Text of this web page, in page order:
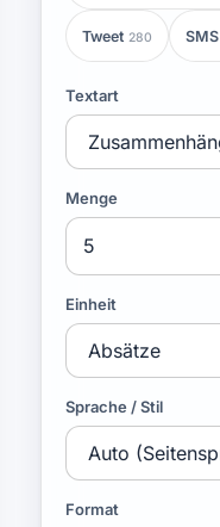
Tweet 280 SMS
Textart
Menge
Einheit
Sprache / Stil
Format